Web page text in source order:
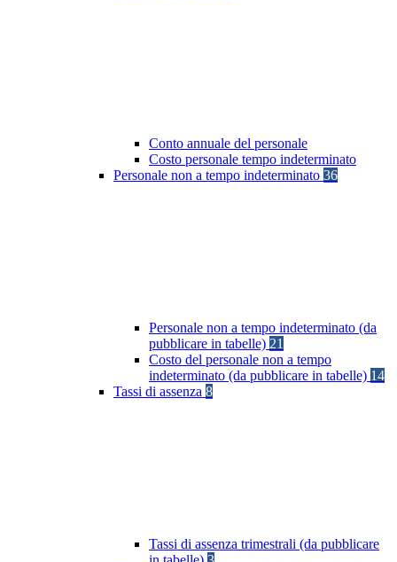
Conto annuale del personale
Costo personale tempo indeterminato
Personale non a tempo indeterminato 36
Personale non a tempo indeterminato (da
pubblicare in tabelle) 21
Costo del personale non a tempo
indeterminato (da pubblicare in tabelle) 14
Tassi di assenza 8
Tassi di assenza trimestrali (da pubblicare